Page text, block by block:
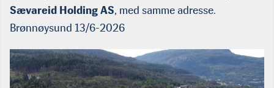
Sævareid Holding AS, med samme adresse.
Brønnøysund 13/6-2026